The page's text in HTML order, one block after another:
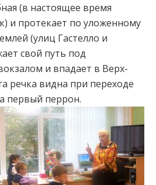
(в настоящее время
и протекает по уложенному
(улиц Гастелло и
свой путь под
и впадает в Верх-
речка видна при переходе
первый перрон.